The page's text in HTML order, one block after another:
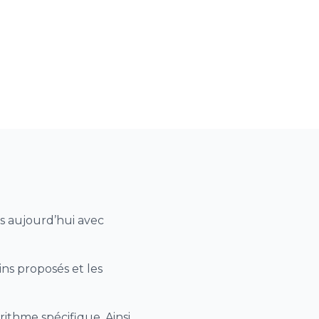
surveillance
aujourd’hui avec
proposés et les